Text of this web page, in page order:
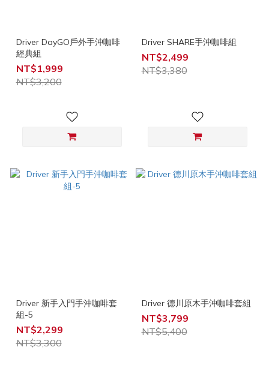
Driver DayGO戶外手沖咖啡
經典組
NT$1,999
NT$3,200
Driver SHARE手沖咖啡組
NT$2,499
NT$3,380
Driver 新手入門手沖咖啡套
組-5
NT$2,299
NT$3,300
Driver 德川原木手沖咖啡套組
NT$3,799
NT$5,400